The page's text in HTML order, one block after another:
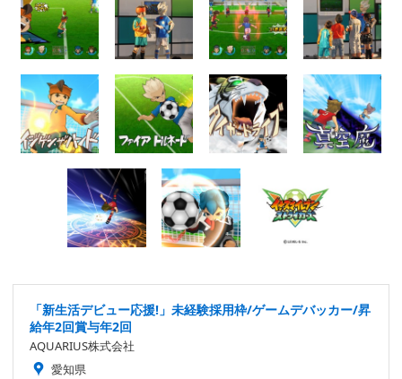
「新生活デビュー応援!」未経験採用枠/ゲームデバッカー/昇
給年2回賞与年2回
AQUARIUS株式会社
愛知県